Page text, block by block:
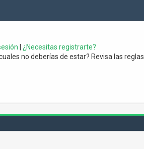
¿Necesitas registrarte?
no deberías de estar? Revisa las